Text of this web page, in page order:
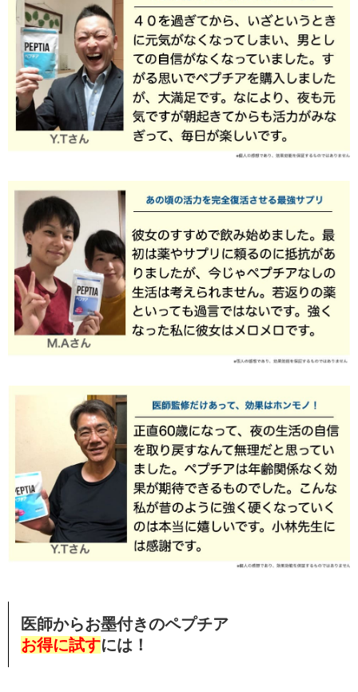
医師からお墨付きのペプチア
お得に試すには！